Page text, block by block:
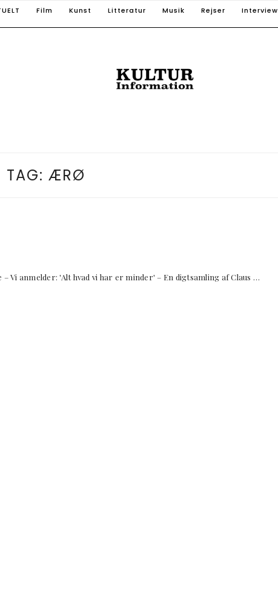
Film Kunst Litteratur Musik Rejser Interview
TAG: ÆRØ
Vi anmelder: 'Alt hvad vi har er minder' – En digtsamling af Claus …